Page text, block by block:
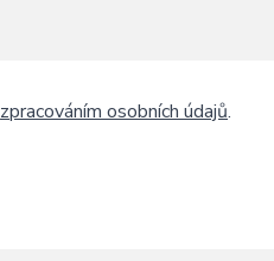
zpracováním osobních údajů.